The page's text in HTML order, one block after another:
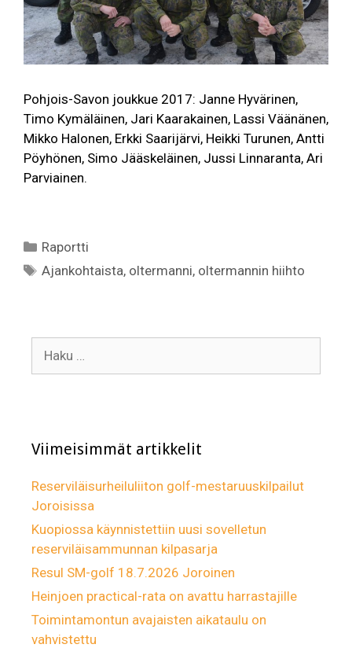
Pohjois-Savon joukkue 2017: Janne Hyvärinen,
Timo Kymäläinen, Jari Kaarakainen, Lassi Väänänen,
Mikko Halonen, Erkki Saarijärvi, Heikki Turunen, Antti
Pöyhönen, Simo Jääskeläinen, Jussi Linnaranta, Ari
Parviainen.
Kategoriat
Raportti
Avainsanat
Ajankohtaista, oltermanni, oltermannin hiihto
Viimeisimmät artikkelit
Reserviläisurheiluliiton golf-mestaruuskilpailut
Joroisissa
Kuopiossa käynnistettiin uusi sovelletun
reserviläisammunnan kilpasarja
Resul SM-golf 18.7.2026 Joroinen
Heinjoen practical-rata on avattu harrastajille
Toimintamontun avajaisten aikataulu on
vahvistettu